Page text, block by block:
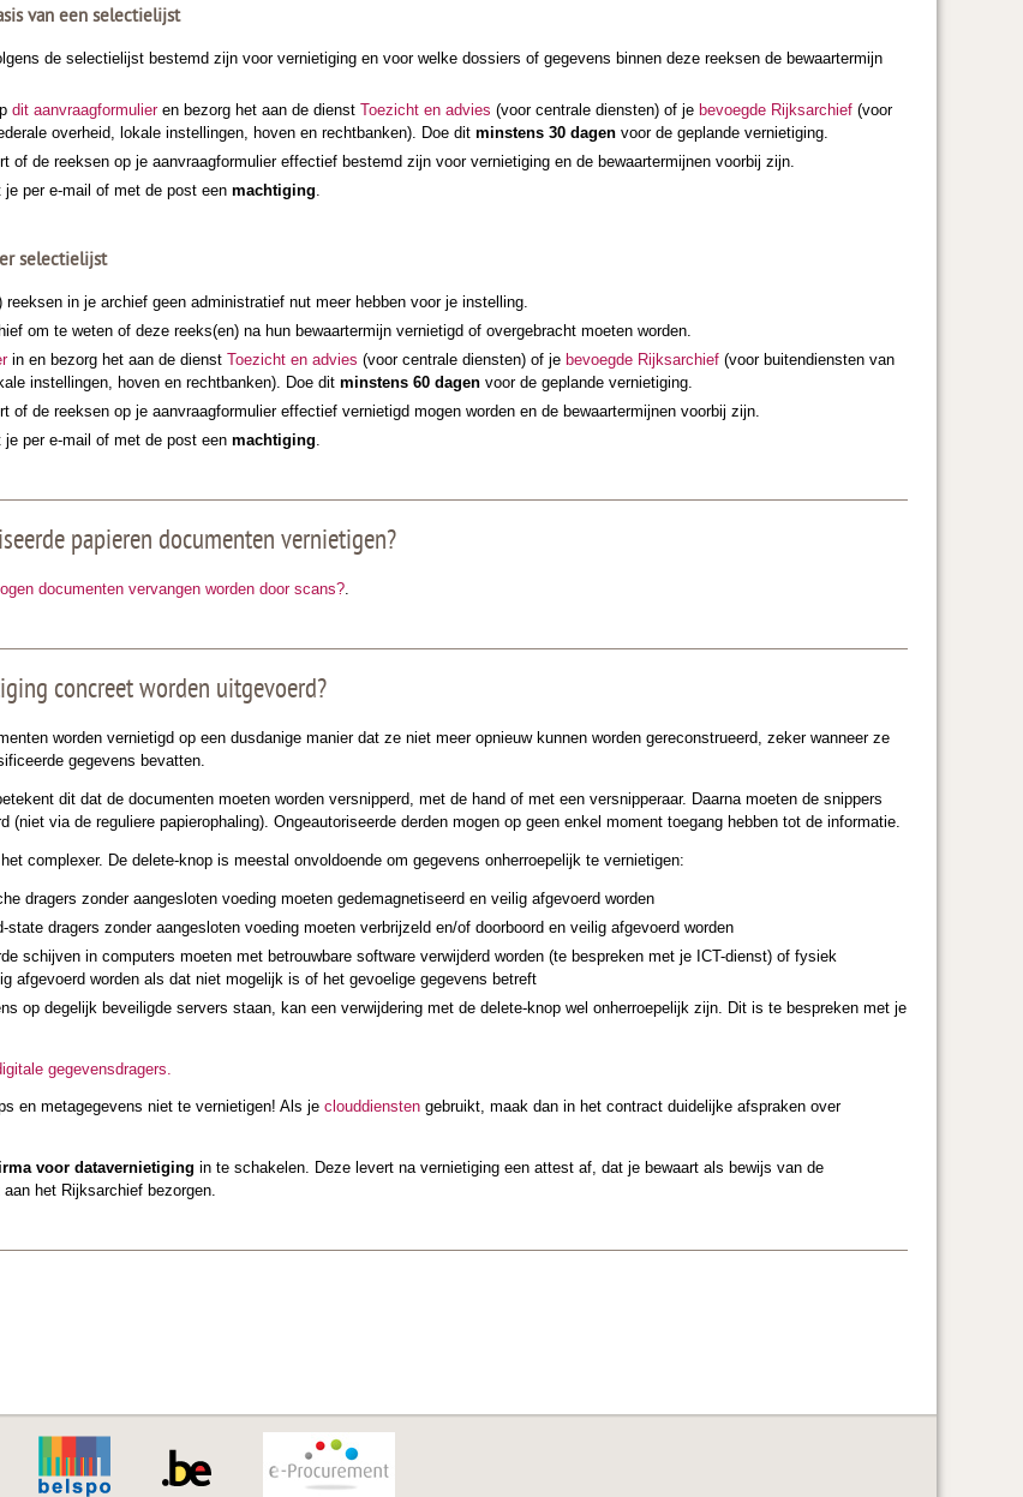
van een selectielijst
de selectielijst bestemd zijn voor vernietiging en voor welke dossiers of gegevens binnen deze reeksen de bewaartermijn
dit aanvraagformulieren bezorg het aan de dienst Toezicht en advies (voor centrale diensten) of je bevoegde Rijksarchief (voor
overheid, lokale instellingen, hoven en rechtbanken). Doe dit minstens 30 dagen voor de geplande vernietiging.
of de reeksen op je aanvraagformulier effectief bestemd zijn voor vernietiging en de bewaartermijnen voorbij zijn.
je per e-mail of met de post een machtiging.
selectielijst
reeksen in je archief geen administratief nut meer hebben voor je instelling.
om te weten of deze reeks(en) na hun bewaartermijn vernietigd of overgebracht moeten worden.
in en bezorg het aan de dienst Toezicht en advies (voor centrale diensten) of je bevoegde Rijksarchief (voor buitendiensten van
instellingen, hoven en rechtbanken). Doe dit minstens 60 dagen voor de geplande vernietiging.
of de reeksen op je aanvraagformulier effectief vernietigd mogen worden en de bewaartermijnen voorbij zijn.
je per e-mail of met de post een machtiging.
papieren documenten vernietigen?
documenten vervangen worden door scans?.
concreet worden uitgevoerd?
worden vernietigd op een dusdanige manier dat ze niet meer opnieuw kunnen worden gereconstrueerd, zeker wanneer ze
gegevens bevatten.
dit dat de documenten moeten worden versnipperd, met de hand of met een versnipperaar. Daarna moeten de snippers
(niet via de reguliere papierophaling). Ongeautoriseerde derden mogen op geen enkel moment toegang hebben tot de informatie.
complexer. De delete-knop is meestal onvoldoende om gegevens onherroepelijk te vernietigen:
dragers zonder aangesloten voeding moeten gedemagnetiseerd en veilig afgevoerd worden
state dragers zonder aangesloten voeding moeten verbrijzeld en/of doorboord en veilig afgevoerd worden
schijven in computers moeten met betrouwbare software verwijderd worden (te bespreken met je ICT-dienst) of fysiek
afgevoerd worden als dat niet mogelijk is of het gevoelige gegevens betreft
op degelijk beveiligde servers staan, kan een verwijdering met de delete-knop wel onherroepelijk zijn. Dit is te bespreken met je
gegevensdragers.
en metagegevens niet te vernietigen! Als je clouddiensten gebruikt, maak dan in het contract duidelijke afspraken over
voor datavernietiging in te schakelen. Deze levert na vernietiging een attest af, dat je bewaart als bewijs van de
het Rijksarchief bezorgen.